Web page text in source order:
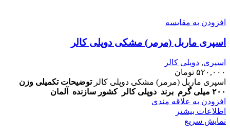
افزودن به مقایسه
اسپری ماربل (مرمر) مشکی دوپلی کالر
اسپری, دوپلی کالر
۵۲۰,۰۰۰ تومان
اسپری ماربل (مرمر) مشکی دوپلی کالرتوضیحات تکمیلی وزن
۲۰۰ میلی گرم
برند دوپلی کالر کشور سازنده
آلمان
افزودن به علاقه مندی
اطلاعات بیشتر
نمایش سریع